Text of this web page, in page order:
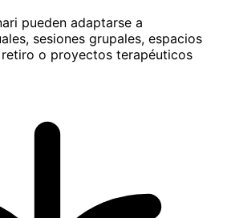
pueden adaptarse a
sesiones grupales, espacios
o proyectos terapéuticos